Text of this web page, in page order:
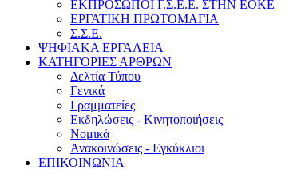
ΕΚΠΡΟΣΩΠΟΙ Γ.Σ.Ε.Ε. ΣΤΗΝ ΕΟΚΕ
ΕΡΓΑΤΙΚΗ ΠΡΩΤΟΜΑΓΙΑ
Σ.Σ.Ε.
ΨΗΦΙΑΚΑ ΕΡΓΑΛΕΙΑ
ΚΑΤΗΓΟΡΙΕΣ ΑΡΘΡΩΝ
Δελτία Τύπου
Γενικά
Γραμματείες
Εκδηλώσεις - Κινητοποιήσεις
Νομικά
Ανακοινώσεις - Εγκύκλιοι
ΕΠΙΚΟΙΝΩΝΙΑ